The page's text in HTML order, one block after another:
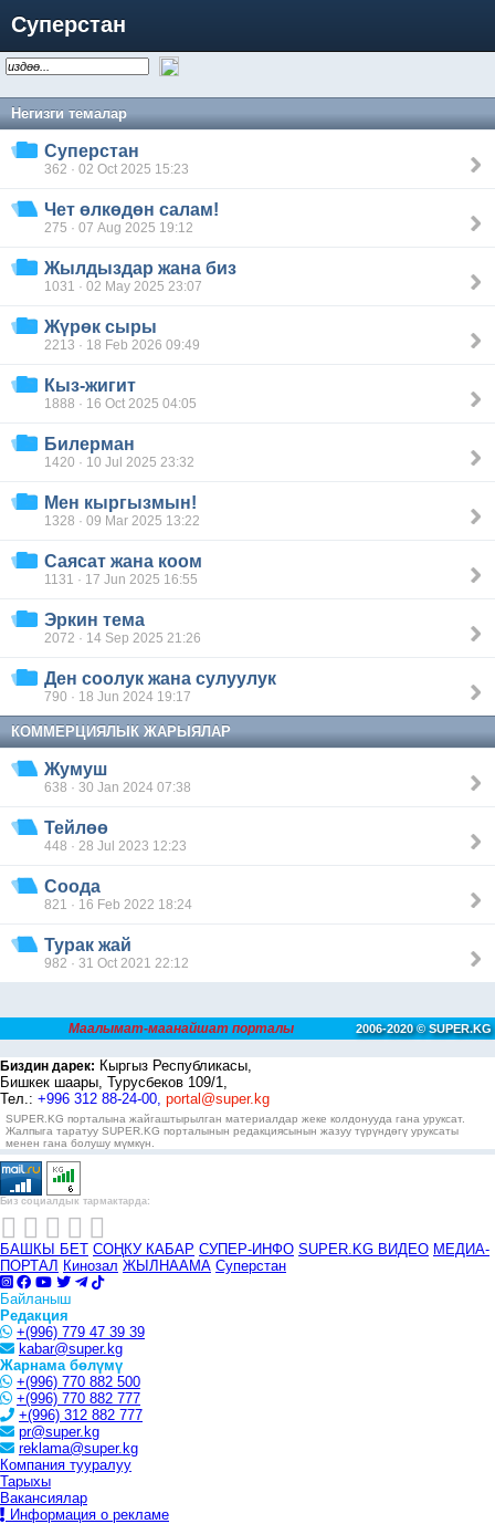
Суперстан
Негизги темалар
Суперстан
362 · 02 Oct 2025 15:23
Чет өлкөдөн салам!
275 · 07 Aug 2025 19:12
Жылдыздар жана биз
1031 · 02 May 2025 23:07
Жүрөк сыры
2213 · 18 Feb 2026 09:49
Кыз-жигит
1888 · 16 Oct 2025 04:05
Билерман
1420 · 10 Jul 2025 23:32
Мен кыргызмын!
1328 · 09 Mar 2025 13:22
Саясат жана коом
1131 · 17 Jun 2025 16:55
Эркин тема
2072 · 14 Sep 2025 21:26
Ден соолук жана сулуулук
790 · 18 Jun 2024 19:17
КОММЕРЦИЯЛЫК ЖАРЫЯЛАР
Жумуш
638 · 30 Jan 2024 07:38
Тейлөө
448 · 28 Jul 2023 12:23
Соода
821 · 16 Feb 2022 18:24
Турак жай
982 · 31 Oct 2021 22:12
Маалымат-маанайшат порталы 2006-2020 © SUPER.KG
Биздин дарек: Кыргыз Республикасы,
Бишкек шаары, Турусбеков 109/1,
Тел.: +996 312 88-24-00, portal@super.kg
SUPER.KG порталына жайгаштырылган материалдар жеке колдонууда гана уруксат.
Жалпыга таратуу SUPER.KG порталынын редакциясынын жазуу түрүндөгү уруксаты
менен гана болушу мүмкүн.
Биз социалдык тармактарда:
БАШКЫ БЕТ СОҢКУ КАБАР СУПЕР-ИНФО SUPER.KG ВИДЕО МЕДИА-
ПОРТАЛ Кинозал ЖЫЛНААМА Суперстан
Байланыш
Редакция
+(996) 779 47 39 39
kabar@super.kg
Жарнама бөлүмү
+(996) 770 882 500
+(996) 770 882 777
+(996) 312 882 777
pr@super.kg
reklama@super.kg
Компания тууралуу
Тарыхы
Вакансиялар
Информация о рекламе